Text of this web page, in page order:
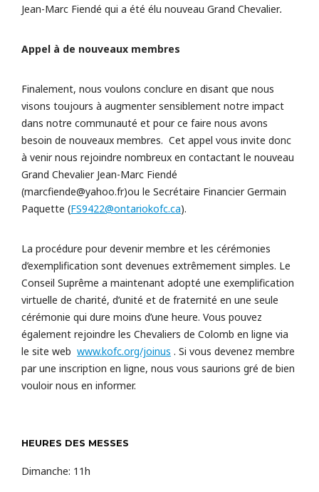
Jean-Marc Fiendé qui a été élu nouveau Grand Chevalier.
Appel à de nouveaux membres
Finalement, nous voulons conclure en disant que nous
visons toujours à augmenter sensiblement notre impact
dans notre communauté et pour ce faire nous avons
besoin de nouveaux membres. Cet appel vous invite donc
à venir nous rejoindre nombreux en contactant le nouveau
Grand Chevalier Jean-Marc Fiendé
(marcfiende@yahoo.fr)ou le Secrétaire Financier Germain
Paquette (FS9422@ontariokofc.ca).
La procédure pour devenir membre et les cérémonies
d’exemplification sont devenues extrêmement simples. Le
Conseil Suprême a maintenant adopté une exemplification
virtuelle de charité, d’unité et de fraternité en une seule
cérémonie qui dure moins d’une heure. Vous pouvez
également rejoindre les Chevaliers de Colomb en ligne via
le site web www.kofc.org/joinus . Si vous devenez membre
par une inscription en ligne, nous vous saurions gré de bien
vouloir nous en informer.
HEURES DES MESSES
Dimanche: 11h